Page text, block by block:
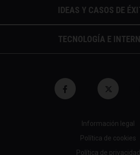
Barómetros de sueldos
Economía colaborativa
Economía para Pymes
Fiscalidad y hacienda
IDEAS Y CASOS DE
Calendario de eventos
Casos de éxito
Entrevistas / autores
Gestión y liderazgo
Psicología y coaching
TECNOLOGÍA E
Blockchain y similares
Nuevas profesiones
Información legal
Política de cookies
Política de privacidad